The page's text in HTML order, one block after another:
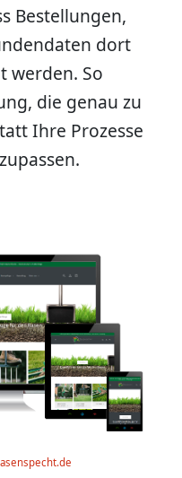
Bestellungen,
dort
werden. So
die genau zu
Ihre Prozesse